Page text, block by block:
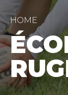
HOME